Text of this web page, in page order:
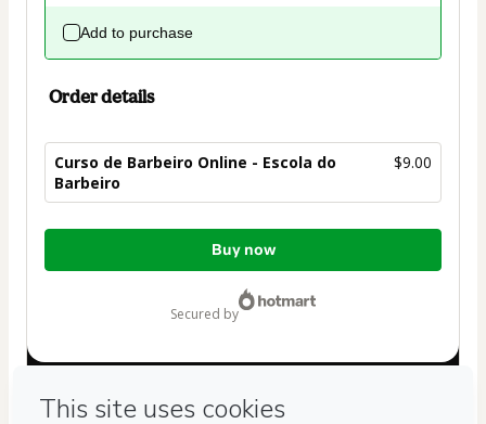
Add to purchase
Order details
Curso de Barbeiro Online - Escola do
Barbeiro
$9.00
Total
Buy now
secured by